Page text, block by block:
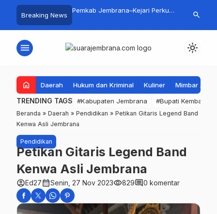
Breaking News
Lomba Cipta Menu
Pemkab Jembrana–Kejari Perkuat
Hukum Datun
5
Buka
search
menu light_mode
home Daerah Hukum dan Kriminal Kuliner Mimbar
TRENDING TAGS #Kabupaten Jembrana #Bupati Kembang
Beranda » Daerah » Pendidikan » Petikan Gitaris Legend Band
Kenwa Asli Jembrana
Pendidikan
Petikan Gitaris Legend Band
Kenwa Asli Jembrana
account_circleEd27calendar_monthSenin, 27 Nov 2023visibility829comment0 komentar